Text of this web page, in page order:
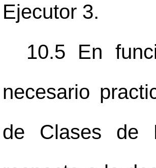
Ejecutor 3.
10.5 En
necesario
de Clases de